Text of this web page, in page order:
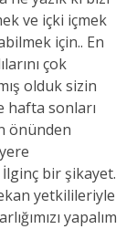
ve içki içmek
için.. En
çok
olduk sizin
hafta sonları
önünden
bir şikayet.
yetkilileriyle
yapalım